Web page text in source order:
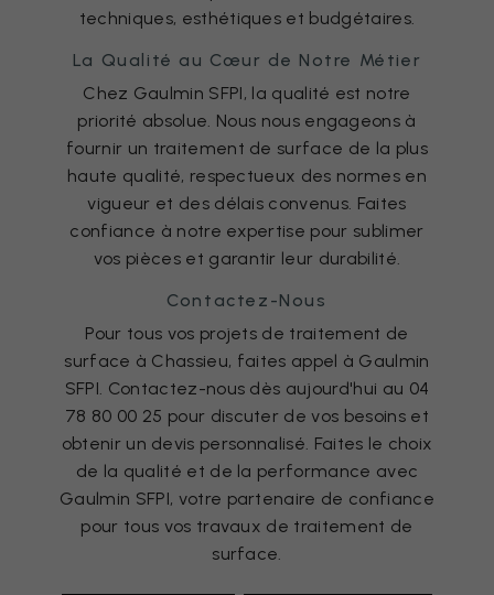
techniques, esthétiques et budgétaires.
La Qualité au Cœur de Notre Métier
Chez Gaulmin SFPI, la qualité est notre
priorité absolue. Nous nous engageons à
fournir un traitement de surface de la plus
haute qualité, respectueux des normes en
vigueur et des délais convenus. Faites
confiance à notre expertise pour sublimer
vos pièces et garantir leur durabilité.
Contactez-Nous
Pour tous vos projets de traitement de
surface à Chassieu, faites appel à Gaulmin
SFPI. Contactez-nous dès aujourd'hui au 04
78 80 00 25 pour discuter de vos besoins et
obtenir un devis personnalisé. Faites le choix
de la qualité et de la performance avec
Gaulmin SFPI, votre partenaire de confiance
pour tous vos travaux de traitement de
surface.